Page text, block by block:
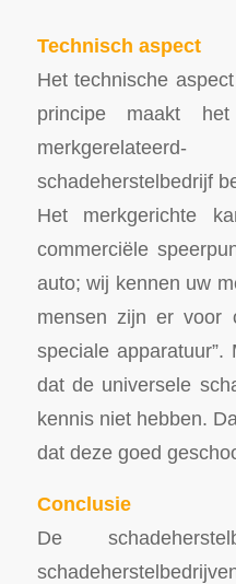
Technisch aspect
Het technische
principe maakt
schadeherstelbedrijf
Het merkgerichte
commerciële
auto; wij kennen uw
mensen zijn er voor
speciale
dat de universele
kennis niet hebben.
dat deze goed
Conclusie
De